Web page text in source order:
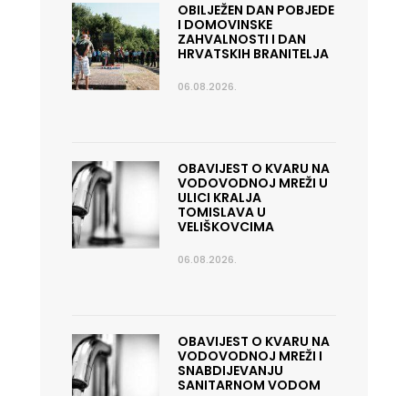
OBILJEŽEN DAN POBJEDE
I DOMOVINSKE
ZAHVALNOSTI I DAN
HRVATSKIH BRANITELJA
06.08.2026.
OBAVIJEST O KVARU NA
VODOVODNOJ MREŽI U
ULICI KRALJA
TOMISLAVA U
VELIŠKOVCIMA
06.08.2026.
OBAVIJEST O KVARU NA
VODOVODNOJ MREŽI I
SNABDIJEVANJU
SANITARNOM VODOM